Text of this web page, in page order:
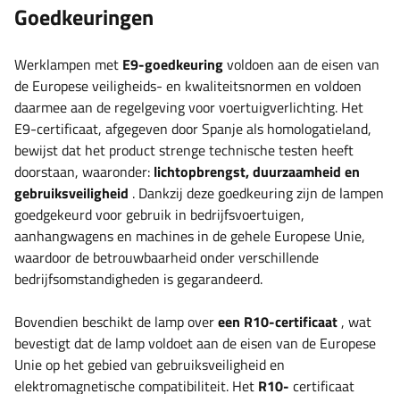
Goedkeuringen
Werklampen met E9-goedkeuringvoldoen aan de eisen van
de Europese veiligheids- en kwaliteitsnormen en voldoen
daarmee aan de regelgeving voor voertuigverlichting. Het
E9-certificaat, afgegeven door Spanje als homologatieland,
bewijst dat het product strenge technische testen heeft
doorstaan, waaronder: lichtopbrengst, duurzaamheid en
gebruiksveiligheid . Dankzij deze goedkeuring zijn de lampen
goedgekeurd voor gebruik in bedrijfsvoertuigen,
aanhangwagens en machines in de gehele Europese Unie,
waardoor de betrouwbaarheid onder verschillende
bedrijfsomstandigheden is gegarandeerd.
Bovendien beschikt de lamp overeen R10-certificaat, wat
bevestigt dat de lamp voldoet aan de eisen van de Europese
Unie op het gebied van gebruiksveiligheid en
elektromagnetische compatibiliteit. Het R10- certificaat